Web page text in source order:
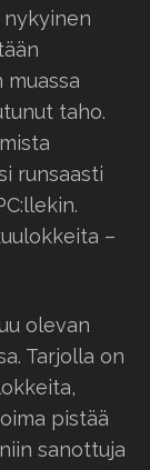
muassa
taho.
runsaasti
–
olevan
Tarjolla on
pistää
sanottuja